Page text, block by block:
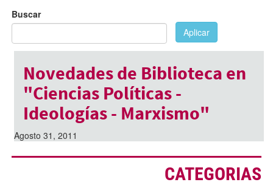
Buscar
Aplicar
Novedades de Biblioteca en
"Ciencias Políticas -
Ideologías - Marxismo"
Agosto 31, 2011
CATEGORIAS